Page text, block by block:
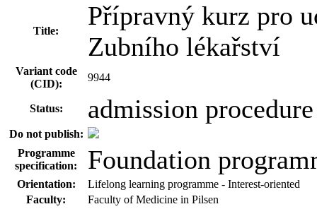
Title:
Přípravný kurz pro
Zubního lékařství
Variant code
(CID):
9944
Status: admission
Do not publish:
Programme
specification:
Foundation
Orientation:
Lifelong learning programme - Interest-oriented
Faculty:
Faculty of Medicine in Pilsen